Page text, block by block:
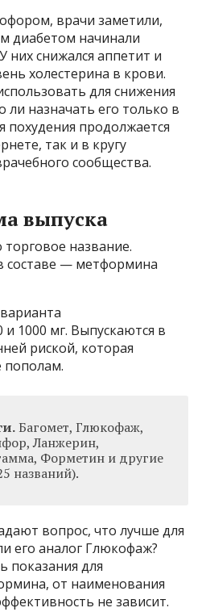
врачи заметили,
диабетом начинали
них снижался аппетит и
холестерина в крови.
для снижения
ли назначать его только в
похудения продолжается
так и в кругу
сообщества.
выпуска
название.
составе — метформина
и 1000 мг. Выпускаются в
риской, которая
пополам.
Багомет, Глюкофаж,
Ланжерин,
Форметин и другие
названий).
вопрос, что лучше для
его аналог Глюкофаж?
показания для
от наименования
не зависит.